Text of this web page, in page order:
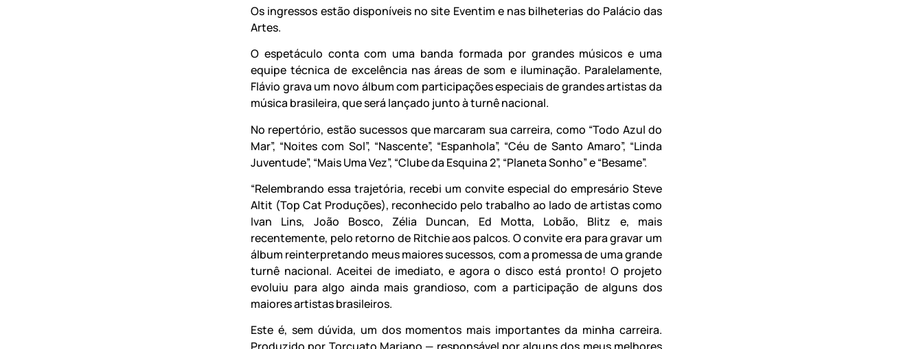
Os ingressos estão disponíveis no site Eventim e nas bilheterias do Palácio das
Artes.
O espetáculo conta com uma banda formada por grandes músicos e uma
equipe técnica de excelência nas áreas de som e iluminação. Paralelamente,
Flávio grava um novo álbum com participações especiais de grandes artistas da
música brasileira, que será lançado junto à turnê nacional.
No repertório, estão sucessos que marcaram sua carreira, como “Todo Azul do
Mar”, “Noites com Sol”, “Nascente”, “Espanhola”, “Céu de Santo Amaro”, “Linda
Juventude”, “Mais Uma Vez”, “Clube da Esquina 2”, “Planeta Sonho” e “Besame”.
“Relembrando essa trajetória, recebi um convite especial do empresário Steve
Altit (Top Cat Produções), reconhecido pelo trabalho ao lado de artistas como
Ivan Lins, João Bosco, Zélia Duncan, Ed Motta, Lobão, Blitz e, mais
recentemente, pelo retorno de Ritchie aos palcos. O convite era para gravar um
álbum reinterpretando meus maiores sucessos, com a promessa de uma grande
turnê nacional. Aceitei de imediato, e agora o disco está pronto! O projeto
evoluiu para algo ainda mais grandioso, com a participação de alguns dos
maiores artistas brasileiros.
Este é, sem dúvida, um dos momentos mais importantes da minha carreira.